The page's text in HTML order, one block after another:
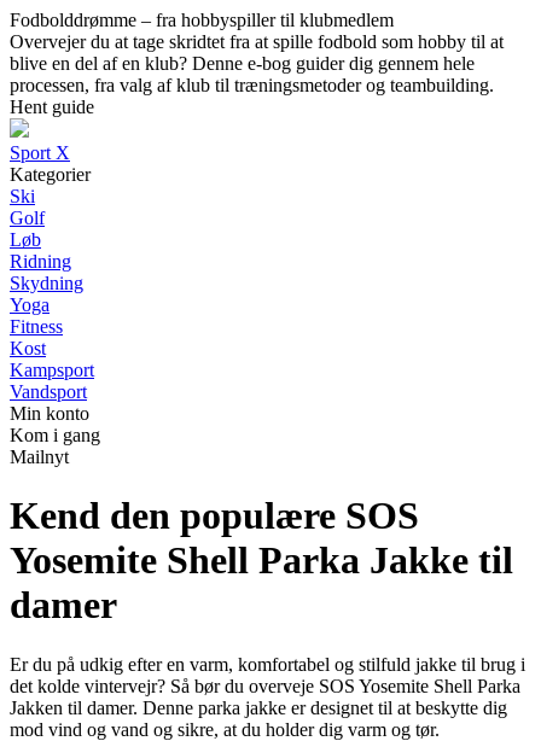
Fodbolddrømme – fra hobbyspiller til klubmedlem
Overvejer du at tage skridtet fra at spille fodbold som hobby til at
blive en del af en klub? Denne e-bog guider dig gennem hele
processen, fra valg af klub til træningsmetoder og teambuilding.
Hent guide
Sport X
Kategorier
Ski
Golf
Løb
Ridning
Skydning
Yoga
Fitness
Kost
Kampsport
Vandsport
Min konto
Kom i gang
Mailnyt
Kend den populære SOS
Yosemite Shell Parka Jakke til
damer
Er du på udkig efter en varm, komfortabel og stilfuld jakke til brug i
det kolde vintervejr? Så bør du overveje SOS Yosemite Shell Parka
Jakken til damer. Denne parka jakke er designet til at beskytte dig
mod vind og vand og sikre, at du holder dig varm og tør.